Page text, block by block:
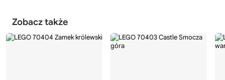
Zobacz także